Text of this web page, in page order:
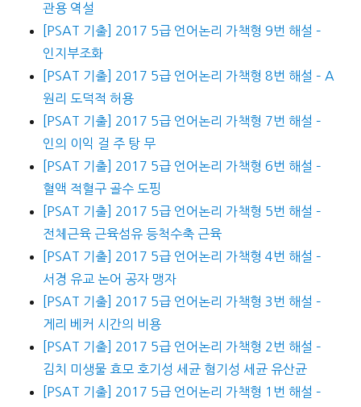
관용 역설
[PSAT 기출] 2017 5급 언어논리 가책형 9번 해설 –
인지부조화
[PSAT 기출] 2017 5급 언어논리 가책형 8번 해설 – A
원리 도덕적 허용
[PSAT 기출] 2017 5급 언어논리 가책형 7번 해설 –
인의 이익 걸 주 탕 무
[PSAT 기출] 2017 5급 언어논리 가책형 6번 해설 –
혈액 적혈구 골수 도핑
[PSAT 기출] 2017 5급 언어논리 가책형 5번 해설 –
전체근육 근육섬유 등척수축 근육
[PSAT 기출] 2017 5급 언어논리 가책형 4번 해설 –
서경 유교 논어 공자 맹자
[PSAT 기출] 2017 5급 언어논리 가책형 3번 해설 –
게리 베커 시간의 비용
[PSAT 기출] 2017 5급 언어논리 가책형 2번 해설 –
김치 미생물 효모 호기성 세균 혐기성 세균 유산균
[PSAT 기출] 2017 5급 언어논리 가책형 1번 해설 –